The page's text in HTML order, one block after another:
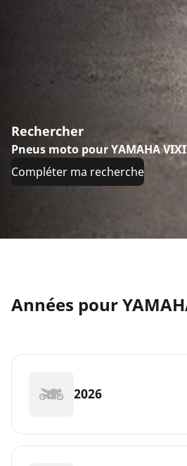
Rechercher
Pneus moto pour YAMAHA
Compléter ma recherche
Années pour
2026